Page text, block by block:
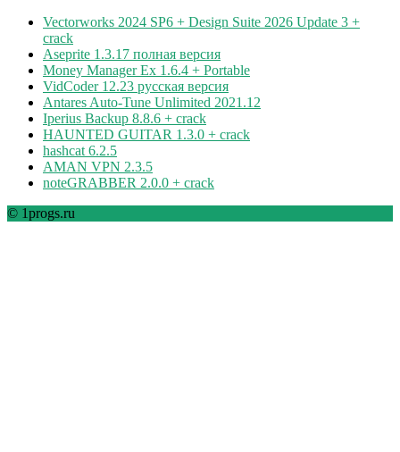
Vectorworks 2024 SP6 + Design Suite 2026 Update 3 +
crack
Aseprite 1.3.17 полная версия
Money Manager Ex 1.6.4 + Portable
VidCoder 12.23 русская версия
Antares Auto-Tune Unlimited 2021.12
Iperius Backup 8.8.6 + crack
HAUNTED GUITAR 1.3.0 + crack
hashcat 6.2.5
AMAN VPN 2.3.5
noteGRABBER 2.0.0 + crack
© 1progs.ru